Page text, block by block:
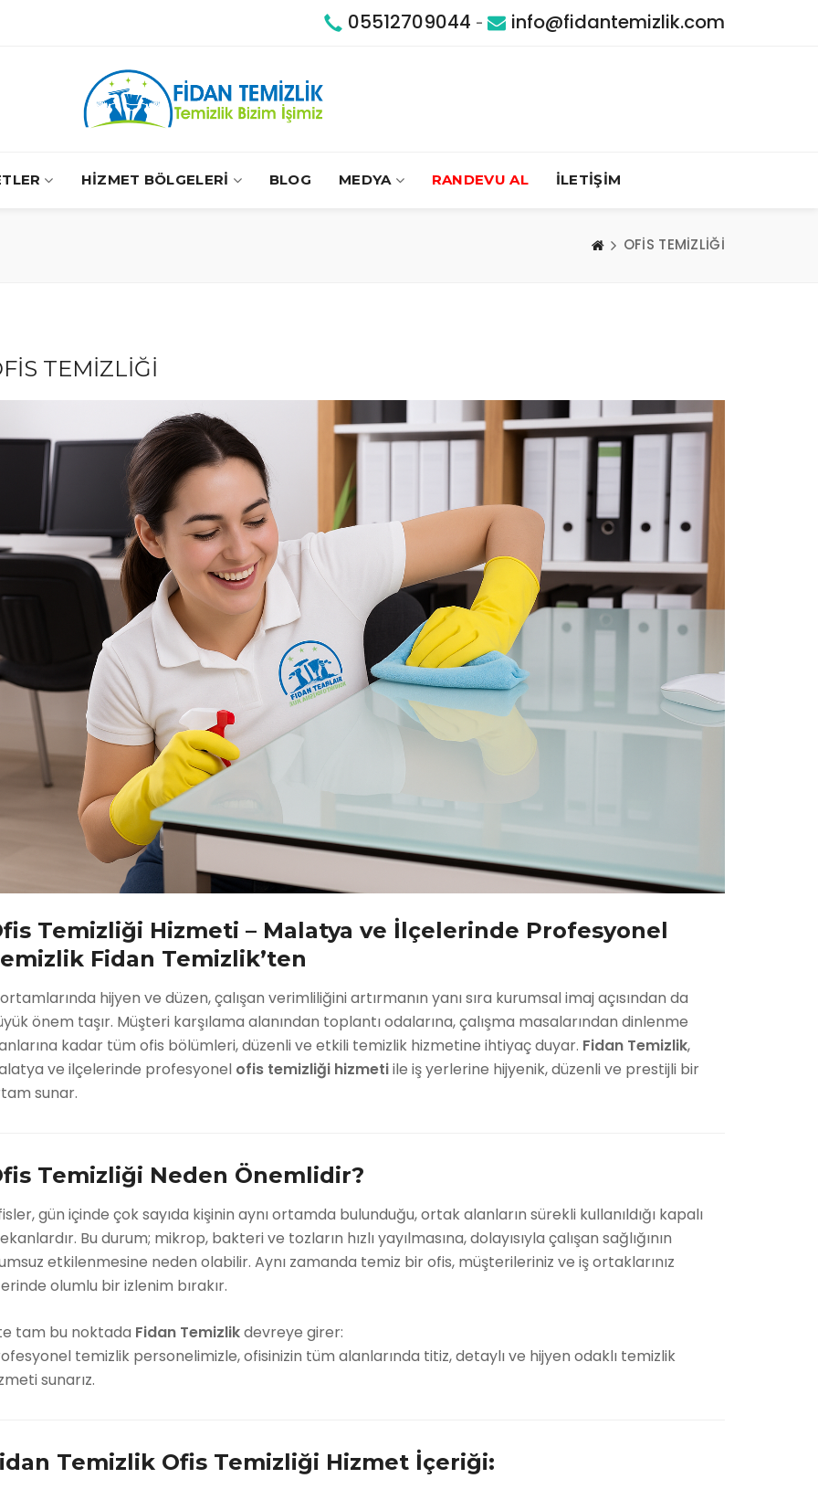
05512709044 - info@fidantemizlik.com
HİZMET BÖLGELERİ BLOG MEDYA RANDEVU AL İLETİŞİM
OFİS TEMİZLİĞİ
TEMİZLİĞİ
Temizliği Hizmeti – Malatya ve İlçelerinde Profesyonel
Fidan Temizlik’ten
hijyen ve düzen, çalışan verimliliğini artırmanın yanı sıra kurumsal imaj açısından da
önem taşır. Müşteri karşılama alanından toplantı odalarına, çalışma masalarından dinlenme
kadar tüm ofis bölümleri, düzenli ve etkili temizlik hizmetine ihtiyaç duyar. Fidan Temizlik,
ve ilçelerinde profesyonel ofis temizliği hizmetiile iş yerlerine hijyenik, düzenli ve prestijli bir
sunar.
Temizliği Neden Önemlidir?
gün içinde çok sayıda kişinin aynı ortamda bulunduğu, ortak alanların sürekli kullanıldığı kapalı
Bu durum; mikrop, bakteri ve tozların hızlı yayılmasına, dolayısıyla çalışan sağlığının
etkilenmesine neden olabilir. Aynı zamanda temiz bir ofis, müşterileriniz ve iş ortaklarınız
olumlu bir izlenim bırakır.
tam bu noktada Fidan Temizlikdevreye girer:
temizlik personelimizle, ofisinizin tüm alanlarında titiz, detaylı ve hijyen odaklı temizlik
sunarız.
Temizlik Ofis Temizliği Hizmet İçeriği: